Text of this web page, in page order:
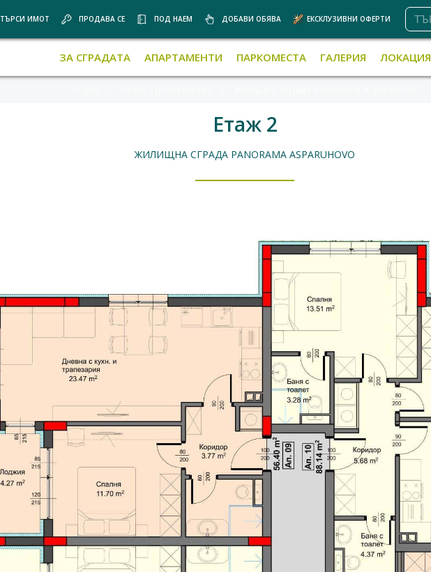
ТЪРСИ ИМОТ ПРОДАВА СЕ ПОД НАЕМ ДОБАВИ ОБЯВА ЕКСКЛУЗИВНИ ОФЕРТИ
ЗА СГРАДАТА АПАРТАМЕНТИ ПАРКОМЕСТА ГАЛЕРИЯ ЛОКАЦИЯ
Етаж 2
ЖИЛИЩНА СГРАДА PANORAMA ASPARUHOVO